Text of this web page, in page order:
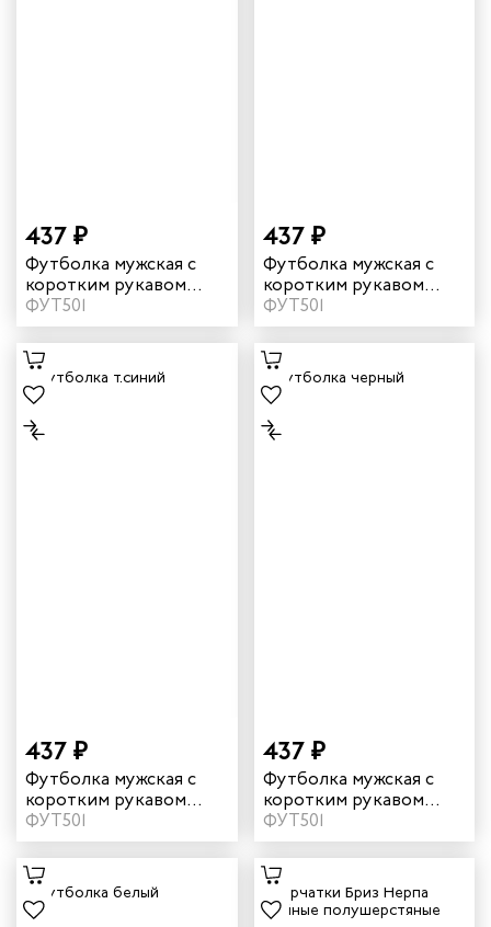
437 ₽
Футболка мужская с
коротким рукавом
цвет серый
ФУТ501
437 ₽
Футболка мужская с
коротким рукавом
цвет зеленый
ФУТ501
437 ₽
Футболка мужская с
коротким рукавом
цвет темно-синий
ФУТ501
437 ₽
Футболка мужская с
коротким рукавом
цвет черный
ФУТ501